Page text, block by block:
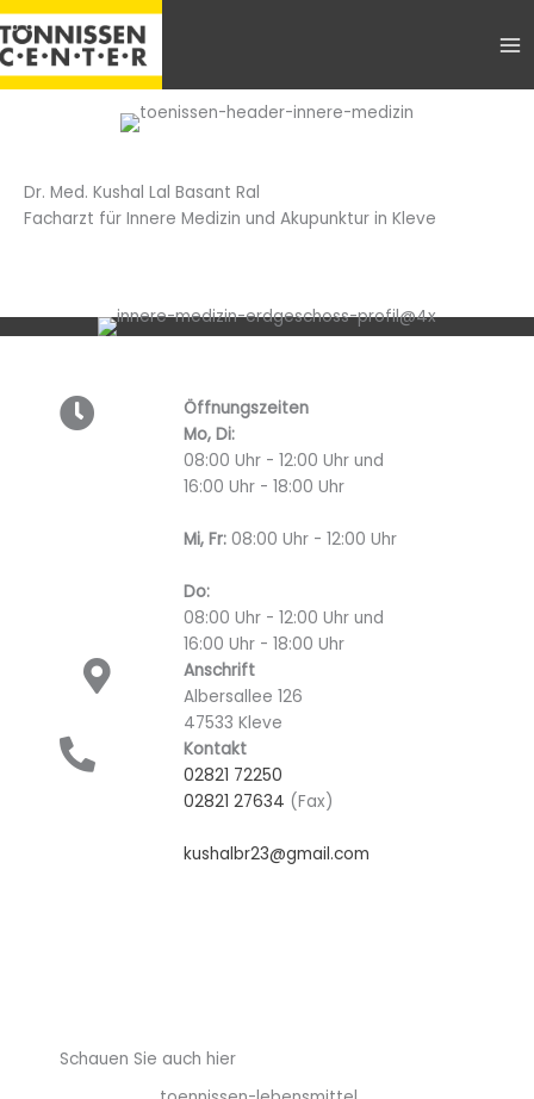
Zum
Inhalt
springen
Dr. Med. Kushal Lal Basant Ral
Facharzt für Innere Medizin und Akupunktur in Kleve
Öffnungszeiten
Mo, Di:
08:00 Uhr - 12:00 Uhr und
16:00 Uhr - 18:00 Uhr
Mi, Fr:08:00 Uhr - 12:00 Uhr
Do:
08:00 Uhr - 12:00 Uhr und
16:00 Uhr - 18:00 Uhr
Anschrift
Albersallee 126
47533 Kleve
Kontakt
02821 72250
02821 27634 (Fax)
kushalbr23@gmail.com
Schauen Sie auch hier